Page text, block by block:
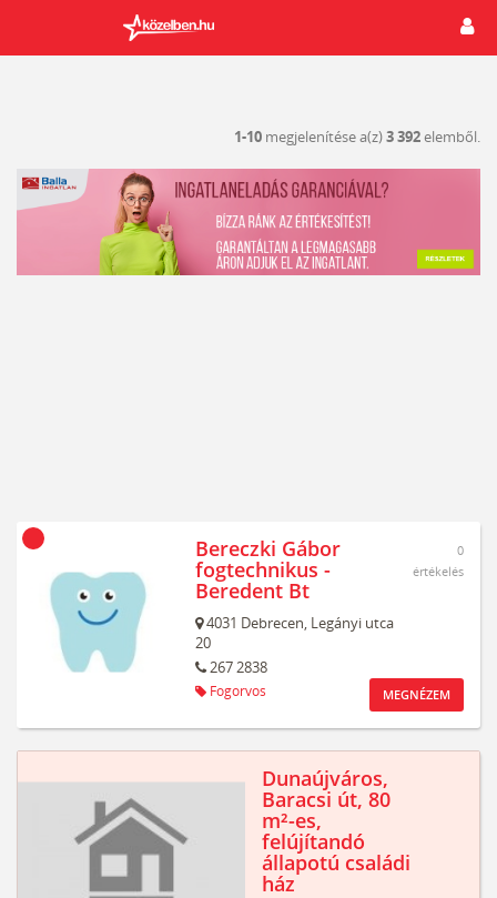
1-10 megjelenítése a(z)3 392elemből.
Bereczki Gábor
fogtechnikus -
Beredent Bt
4031 Debrecen, Legányi utca
20
267 2838
Fogorvos
0
értékelés
MEGNÉZEM
Dunaújváros,
Baracsi út, 80
m²-es,
felújítandó
állapotú családi
ház